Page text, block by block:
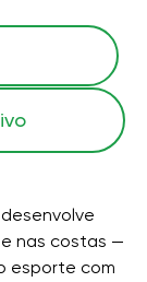
nas costas —
esporte com